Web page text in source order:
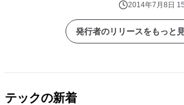
2014年7月8日
発行者のリリースをもっと
テックの新着